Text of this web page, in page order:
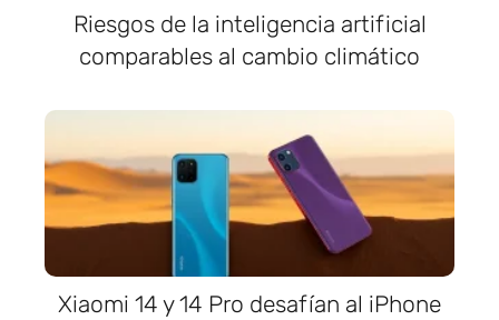
Riesgos de la inteligencia artificial
comparables al cambio climático
Xiaomi 14 y 14 Pro desafían al iPhone